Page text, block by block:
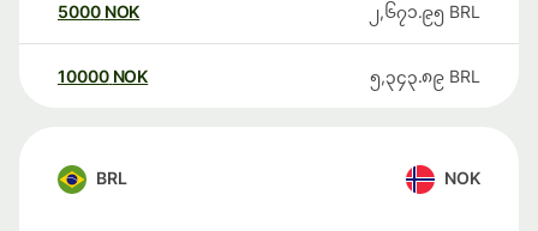
5000 NOK ၂,၆၇၁.၉၅ BRL
10000 NOK ၅,၃၄၃.၈၉ BRL
BRL NOK